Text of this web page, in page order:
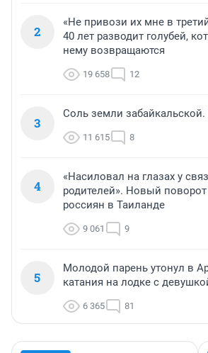
2
«Не привози их мне в
40 лет разводит голубей,
нему возвращаются
19 658 12
3
Соль земли
11 615 8
4
«Насиловал на глазах у
родителей». Новый
россиян в Таиланде
9 061 9
5
Молодой парень утонул в
катания на лодке с
6 365 81